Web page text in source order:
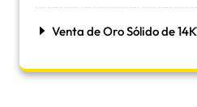
Venta de Oro Sólido de